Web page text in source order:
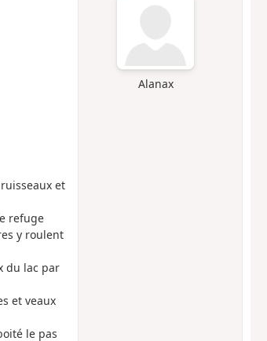
Alanax
et
refuge
y roulent
du lac par
et veaux
le pas